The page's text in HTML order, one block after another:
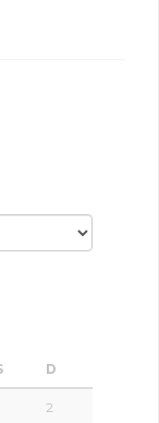
D
2